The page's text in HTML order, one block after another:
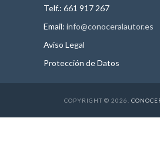
Telf.: 661 917 267
Email: info@conoceralautor.es
Aviso Legal
Protección de Datos
COPYRIGHT © 2026.